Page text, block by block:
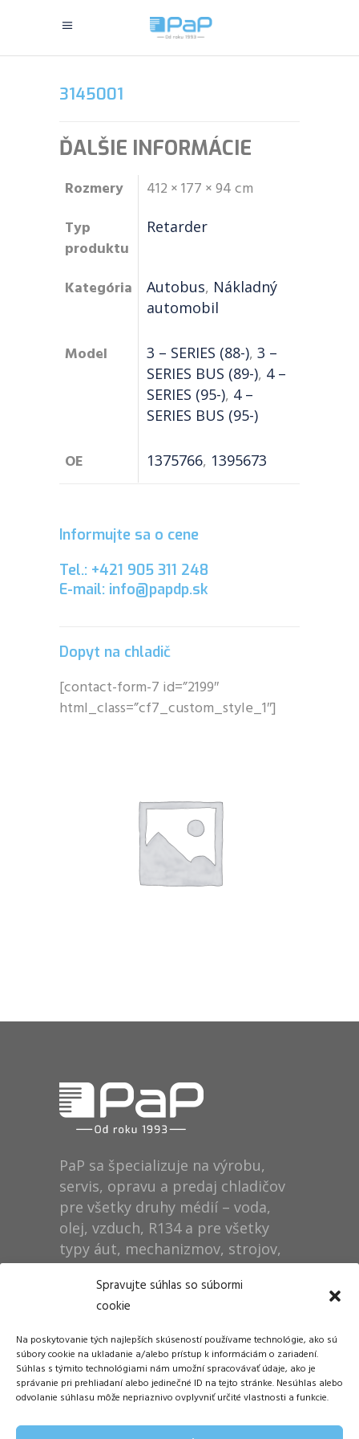
Spravujte súhlas so súbormi
cookie
Na poskytovanie tých najlepších skúseností používame technológie, ako sú
súbory cookie na ukladanie a/alebo prístup k informáciám o zariadení.
Súhlas s týmito technológiami nám umožní spracovávať údaje, ako je
správanie pri prehliadaní alebo jedinečné ID na tejto stránke. Nesúhlas alebo
odvolanie súhlasu môže nepriaznivo ovplyvniť určité vlastnosti a funkcie.
3145001
ĎALŠIE INFORMÁCIE
Rozmery
412 × 177 × 94 cm
Typ
produktu
Retarder
Kategória Autobus, Nákladný
automobil
Model 3 – SERIES (88-), 3 –
SERIES BUS (89-), 4 –
SERIES (95-), 4 –
SERIES BUS (95-)
OE 1375766, 1395673
Informujte sa o cene
Tel.: +421 905 311 248
E-mail: info@papdp.sk
Dopyt na chladič
[contact-form-7 id=”2199″
html_class=”cf7_custom_style_1″]
PaP sa špecializuje na výrobu,
servis, opravu a predaj chladičov
pre všetky druhy médií – voda,
olej, vzduch, R134 a pre všetky
typy áut, mechanizmov, strojov,
technológií, rušňov…
Dušan Pytel P a P
ŠM Stráže
058 01 Poprad
Tel.: +421 905 311 248